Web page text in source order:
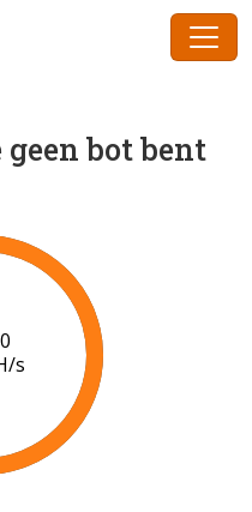
bot bent
s